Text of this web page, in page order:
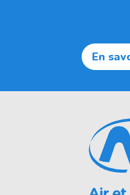
En